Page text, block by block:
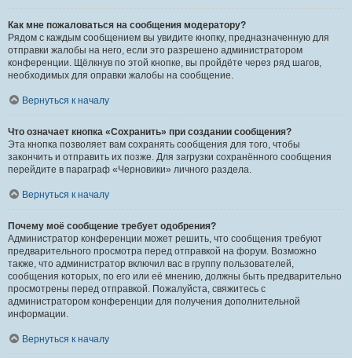
Как мне пожаловаться на сообщения модератору?
Рядом с каждым сообщением вы увидите кнопку, предназначенную для
отправки жалобы на него, если это разрешено администратором
конференции. Щёлкнув по этой кнопке, вы пройдёте через ряд шагов,
необходимых для оправки жалобы на сообщение.
Вернуться к началу
Что означает кнопка «Сохранить» при создании сообщения?
Эта кнопка позволяет вам сохранять сообщения для того, чтобы
закончить и отправить их позже. Для загрузки сохранённого сообщения
перейдите в параграф «Черновики» личного раздела.
Вернуться к началу
Почему моё сообщение требует одобрения?
Администратор конференции может решить, что сообщения требуют
предварительного просмотра перед отправкой на форум. Возможно
также, что администратор включил вас в группу пользователей,
сообщения которых, по его или её мнению, должны быть предварительно
просмотрены перед отправкой. Пожалуйста, свяжитесь с
администратором конференции для получения дополнительной
информации.
Вернуться к началу